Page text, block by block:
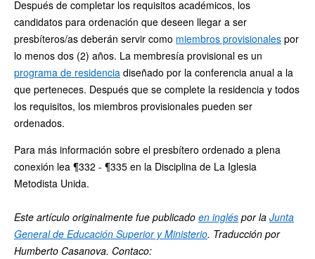
Después de completar los requisitos académicos, los
candidatos para ordenación que deseen llegar a ser
presbíteros/as deberán servir como miembros provisionales por
lo menos dos (2) años. La membresía provisional es un
programa de residencia diseñado por la conferencia anual a la
que perteneces. Después que se complete la residencia y todos
los requisitos, los miembros provisionales pueden ser
ordenados.
Para más información sobre el presbítero ordenado a plena
conexión lea ¶332 - ¶335 en la Disciplina de La Iglesia
Metodista Unida.
Este artículo originalmente fue publicado en inglés por la Junta
General de Educación Superior y Ministerio. Traducción por
Humberto Casanova. Contaco: